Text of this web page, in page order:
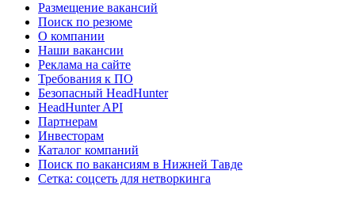
Размещение вакансий
Поиск по резюме
О компании
Наши вакансии
Реклама на сайте
Требования к ПО
Безопасный HeadHunter
HeadHunter API
Партнерам
Инвесторам
Каталог компаний
Поиск по вакансиям в Нижней Тавде
Сетка: соцсеть для нетворкинга